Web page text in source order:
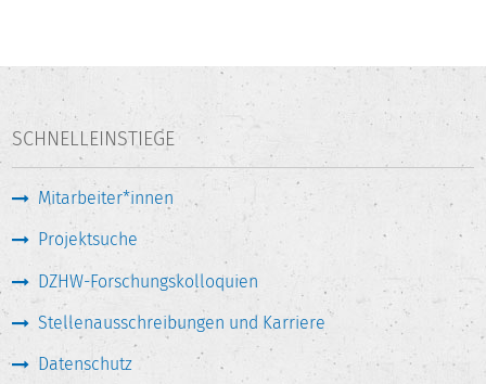
SCHNELLEINSTIEGE
Mitarbeiter*innen
Projektsuche
DZHW-Forschungskolloquien
Stellenausschreibungen und Karriere
Datenschutz